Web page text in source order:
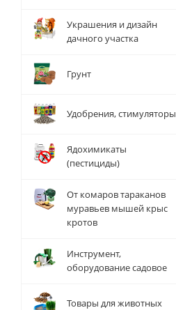
Украшения и дизайн
дачного участка
Грунт
Удобрения, стимуляторы
Ядохимикаты
(пестициды)
От комаров тараканов
муравьев мышей крыс
кротов
Инструмент,
оборудование садовое
Товары для животных